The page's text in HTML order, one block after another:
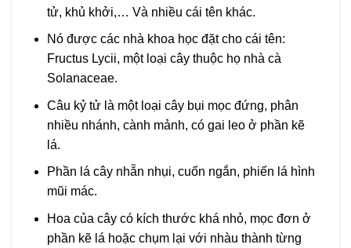
tử, khủ khởi,… Và nhiều cái tên khác.
Nó được các nhà khoa học đặt cho cái tên:
Fructus Lycii, một loại cây thuộc họ nhà cà
Solanaceae.
Câu kỷ tử là một loại cây bụi mọc đứng, phân
nhiều nhánh, cành mảnh, có gai leo ở phần kẽ
lá.
Phần lá cây nhẵn nhụi, cuốn ngắn, phiến lá hình
mũi mác.
Hoa của cây có kích thước khá nhỏ, mọc đơn ở
phần kẽ lá hoặc chụm lại với nhàu thành từng